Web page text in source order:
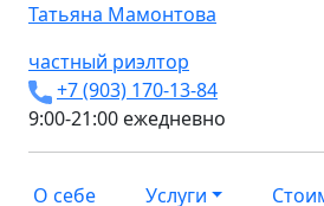
Татьяна Мамонтова
частный риэлтор
+7 (903) 170-13-84
9:00-21:00 ежедневно
О себе Услуги